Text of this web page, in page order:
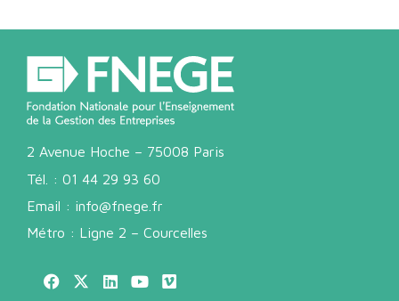
2 Avenue Hoche – 75008 Paris
Tél. : 01 44 29 93 60
Email : info@fnege.fr
Métro : Ligne 2 – Courcelles